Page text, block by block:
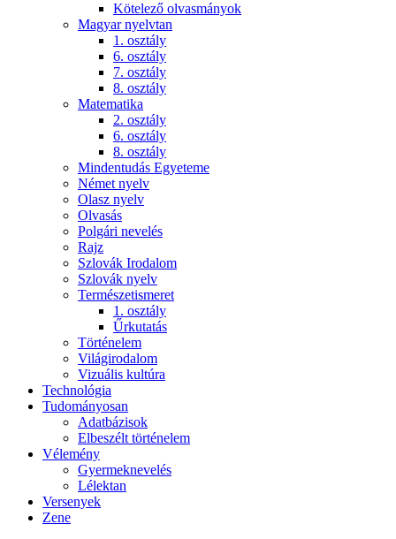
Kötelező olvasmányok
Magyar nyelvtan
1. osztály
6. osztály
7. osztály
8. osztály
Matematika
2. osztály
6. osztály
8. osztály
Mindentudás Egyeteme
Német nyelv
Olasz nyelv
Olvasás
Polgári nevelés
Rajz
Szlovák Irodalom
Szlovák nyelv
Természetismeret
1. osztály
Űrkutatás
Történelem
Világirodalom
Vizuális kultúra
Technológia
Tudományosan
Adatbázisok
Elbeszélt történelem
Vélemény
Gyermeknevelés
Lélektan
Versenyek
Zene